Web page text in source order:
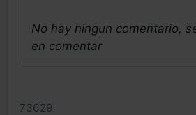
No hay ningun comentario,
en comentar
73629